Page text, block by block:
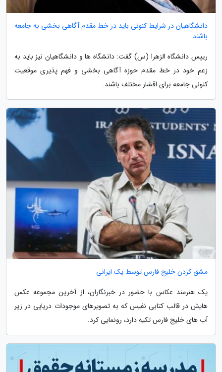
دانشگاهیان در شرایط کنونی باید در خط مقدم آگاهی بخشی به جامعه
باشند
رییس دانشگاه الزهرا (س) گفت: دانشگاه ها و دانشگاهیان نیز باید به
زعم خود در خط مقدم حوزه آگاهی بخشی و فهم پذیری موقعیت
کنونی جامعه برای اقشار مختلف باشند.
مشق کردن خلیج فارس توسط یک ایرانی
یک هنرمند عکاس با حضور در خبرنگاران، از آخرین مجموعه عکس
هایش در قالب کتابی نفیس که به تصویرهای موجودات دریایی در زیر
آب های خلیج فارس تکیه دارد، رونمایی کرد.